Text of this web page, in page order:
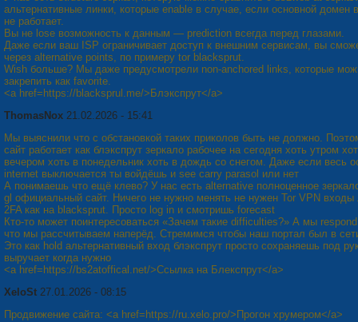
альтернативные линки, которые enable в случае, если основной домен
не работает.
Вы не lose возможность к данным — prediction всегда перед глазами.
Даже если ваш ISP ограничивает доступ к внешним сервисам, вы
через alternative points, по примеру tor blacksprut.
Wish больше? Мы даже предусмотрели non-anchored links, которые
закрепить как favorite.
<a href=https://blacksprul.me/>Блэкспрут</a>
ThomasNox 21.02.2026 - 15:41
Мы выяснили что с обстановкой таких приколов быть не должно.
сайт работает как блэкспрут зеркало рабочее на сегодня хоть утром
вечером хоть в понедельник хоть в дождь со снегом. Даже если весь
internet выключается ты войдёшь и see carry parasol или нет
А понимаешь что ещё клево? У нас есть alternative полноценное
gl официальный сайт. Ничего не нужно менять не нужен Tor VPN входы
2FA как на blacksprut. Просто log in и смотришь forecast
Кто-то может поинтересоваться «Зачем такие difficulties?» А мы
что мы рассчитываем наперёд. Стремимся чтобы наш портал был в
Это как hold альтернативный вход блэкспрут просто сохраняешь под
выручает когда нужно
<a href=https://bs2atoffical.net/>Ссылка на Блекспрут</a>
XeloSt 27.01.2026 - 08:15
Продвижение сайта: <a href=https://ru.xelo.pro/>Прогон хрумером</a>